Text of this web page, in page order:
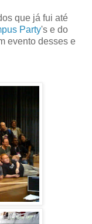
que já fui até
Party's e do
evento desses e